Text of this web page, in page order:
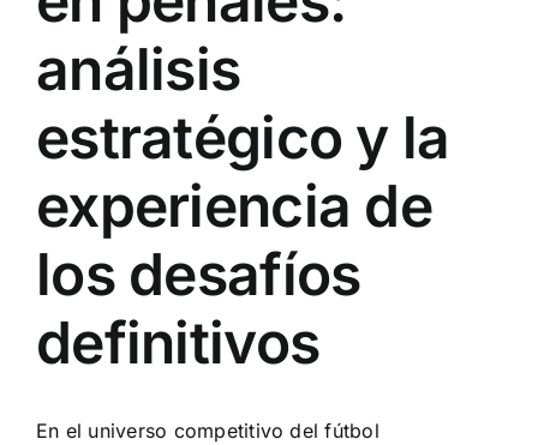
Locations
Contact Us
análisis
estratégico y la
experiencia de
los desafíos
definitivos
En el universo competitivo del fútbol